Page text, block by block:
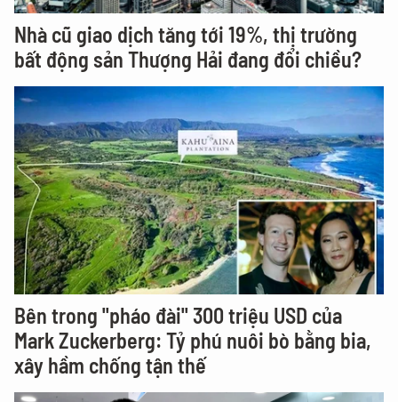
Nhà cũ giao dịch tăng tới 19%, thị trường
bất động sản Thượng Hải đang đổi chiều?
Bên trong "pháo đài" 300 triệu USD của
Mark Zuckerberg: Tỷ phú nuôi bò bằng bia,
xây hầm chống tận thế